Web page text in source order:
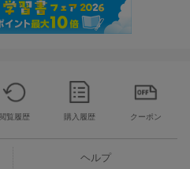
閲覧履歴 購入履歴 クーポン
ヘルプ